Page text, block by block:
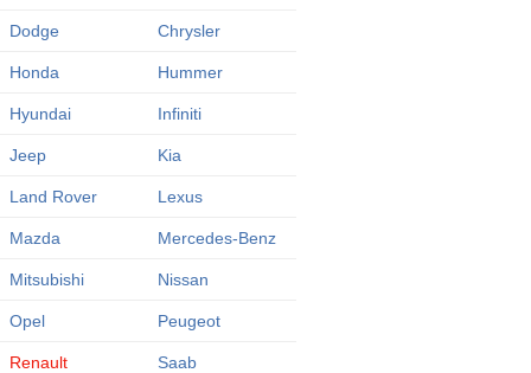
Dodge Chrysler
Honda Hummer
Hyundai Infiniti
Jeep Kia
Land Rover Lexus
Mazda Mercedes-Benz
Mitsubishi Nissan
Opel Peugeot
Renault Saab